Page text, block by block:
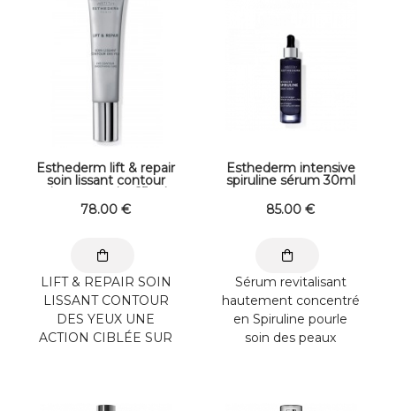
altérées par le ...
Esthederm lift & repair
soin lissant contour
des yeux tube 15 ml
78.00 €
LIFT & REPAIR SOIN
LISSANT CONTOUR
DES YEUX UNE
ACTION CIBLÉE SUR
Esthederm intensive
spiruline sérum 30ml
85.00 €
Sérum revitalisant
hautement concentré
en Spiruline pourle
soin des peaux